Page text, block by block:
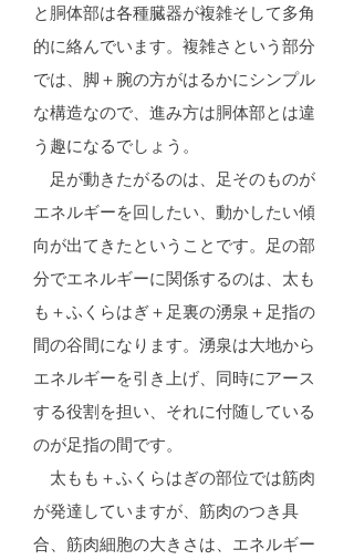
と胴体部は各種臓器が複雑そして多角
的に絡んでいます。複雑さという部分
では、脚＋腕の方がはるかにシンプル
な構造なので、進み方は胴体部とは違
う趣になるでしょう。
足が動きたがるのは、足そのものが
エネルギーを回したい、動かしたい傾
向が出てきたということです。足の部
分でエネルギーに関係するのは、太も
も＋ふくらはぎ＋足裏の湧泉＋足指の
間の谷間になります。湧泉は大地から
エネルギーを引き上げ、同時にアース
する役割を担い、それに付随している
のが足指の間です。
太もも＋ふくらはぎの部位では筋肉
が発達していますが、筋肉のつき具
合、筋肉細胞の大きさは、エネルギー